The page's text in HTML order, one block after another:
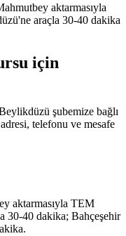
aktarmasıyla
araçla 30-40 dakika
için
şubemize bağlı
telefonu ve mesafe
aktarmasıyla TEM
30-40 dakika; Bahçeşehir